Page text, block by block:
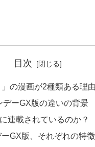
目次
」の漫画が2種類ある理
デーGX版の違いの背景
連載されているのか？
GX版、それぞれの特